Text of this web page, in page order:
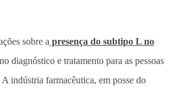
sobre a presença do subtipo L no
diagnóstico e tratamento para as pessoas
indústria farmacêutica, em posse do